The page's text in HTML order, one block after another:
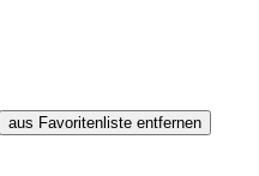
aus Favoritenliste entfernen